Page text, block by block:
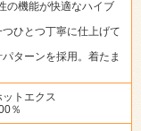
の機能が快適なハイブ
ひとつ丁寧に仕上げて
ターンを採用。着たま
ットエクス
％